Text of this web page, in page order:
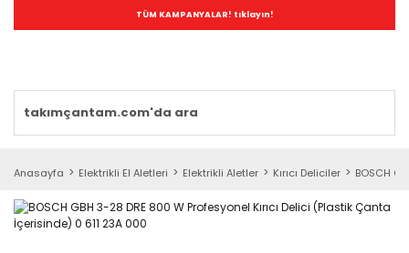
TÜM KAMPANYALAR! tıklayın!
Anasayfa Elektrikli El Aletleri Elektrikli Aletler Kırıcı Deliciler BOSCH